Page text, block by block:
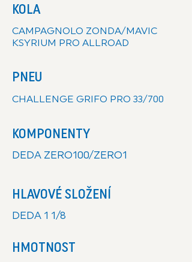
KOMPONENTY
KOLA
DEDA ZERO100/ZERO1
CAMPAGNOLO ZONDA/MAVIC
KSYRIUM PRO ALLROAD
HLAVOVÉ SLOŽENÍ
DEDA 1 1/8
PNEU
CHALLENGE GRIFO PRO 33/700
HMOTNOST